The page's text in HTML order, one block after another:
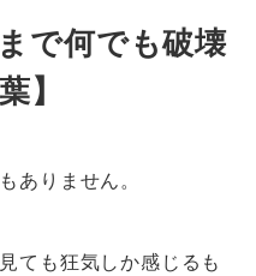
で何でも破壊
】
ありません。
ても狂気しか感じるも